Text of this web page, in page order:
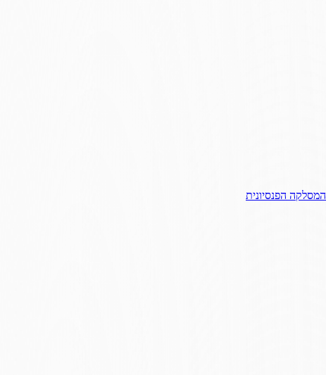
המסלקה הפנסיונית